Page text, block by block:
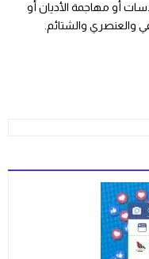
أو مهاجمة الأديان أو
والعنصري والشتائم.